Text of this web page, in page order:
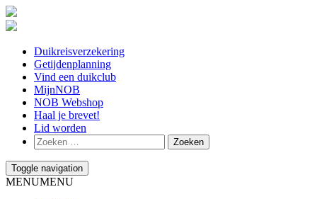
Duikreisverzekering
Getijdenplanning
Vind een duikclub
MijnNOB
NOB Webshop
Haal je brevet!
Lid worden
Toggle navigation
MENUMENU